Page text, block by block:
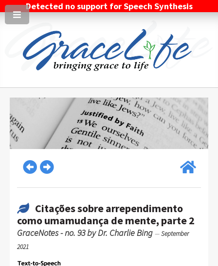
Detected no support for Speech Synthesis
Citações sobre arrependimento
como umamudança de mente, parte 2
GraceNotes - no. 93 by Dr. Charlie Bing —September
2021